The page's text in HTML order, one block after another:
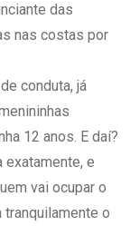
das
nas costas por
conduta, já
12 anos. E daí?
exatamente, e
vai ocupar o
tranquilamente o